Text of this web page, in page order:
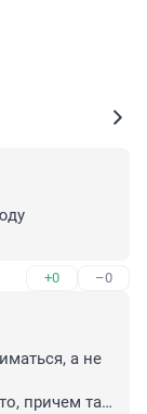
+0 –0
а не
причем так